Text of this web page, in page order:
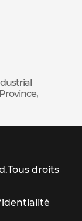
Tous droits